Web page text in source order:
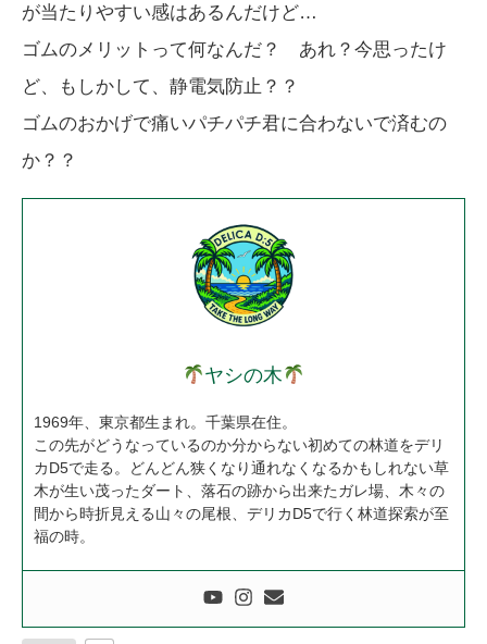
が当たりやすい感はあるんだけど…
ゴムのメリットって何なんだ？ あれ？今思ったけ
ど、もしかして、静電気防止？？
ゴムのおかげで痛いパチパチ君に合わないで済むの
か？？
ヤシの木
1969年、東京都生まれ。千葉県在住。
この先がどうなっているのか分からない初めての林道をデリ
カD5で走る。どんどん狭くなり通れなくなるかもしれない草
木が生い茂ったダート、落石の跡から出来たガレ場、木々の
間から時折見える山々の尾根、デリカD5で行く林道探索が至
福の時。